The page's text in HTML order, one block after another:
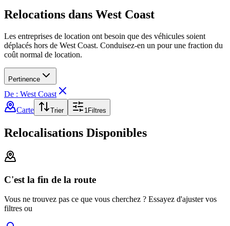
Relocations dans West Coast
Les entreprises de location ont besoin que des véhicules soient
déplacés hors de West Coast. Conduisez-en un pour une fraction du
coût normal de location.
Pertinence
De : West Coast
Carte
Trier 1Filtres
Relocalisations Disponibles
C'est la fin de la route
Vous ne trouvez pas ce que vous cherchez ? Essayez d'ajuster vos
filtres ou